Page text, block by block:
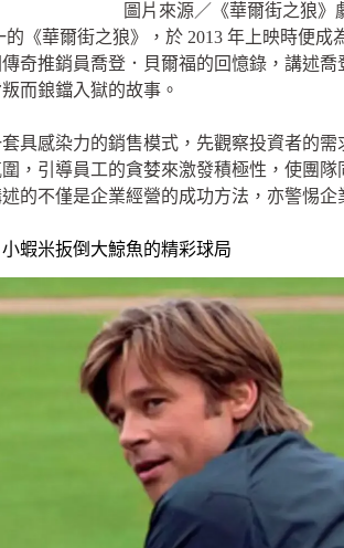
圖片來源／《華爾街之狼》
《華爾街之狼》，於 2013 年上映時便
奇推銷員喬登．貝爾福的回憶錄，講述
而鋃鐺入獄的故事。
具感染力的銷售模式，先觀察投資者的
，引導員工的貪婪來激發積極性，使團
的不僅是企業經營的成功方法，亦警惕
蝦米扳倒大鯨魚的精彩球局